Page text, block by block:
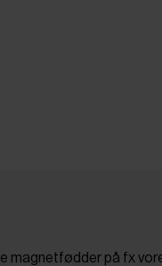
magnetfødder på fx